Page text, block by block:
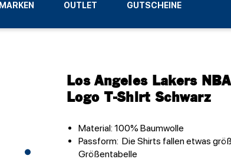
MARKEN
LIGEN
OUTLET GUTSCHEINE
Los Angeles Lakers
Logo T-Shirt Schwarz
Material: 100% Baumwolle
Passform: Die Shirts fallen etwas
Größentabelle